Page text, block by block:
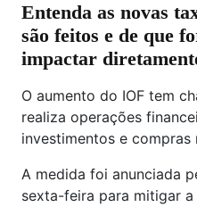
Entenda as novas
são feitos e de que
impactar
O aumento do IOF tem
realiza operações
investimentos e compras
A medida foi anunciada
sexta-feira para mitigar